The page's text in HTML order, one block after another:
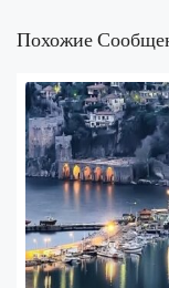
Похожие